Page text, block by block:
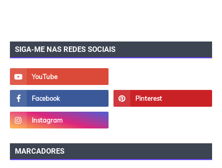
SIGA-ME NAS REDES SOCIAIS
MARCADORES